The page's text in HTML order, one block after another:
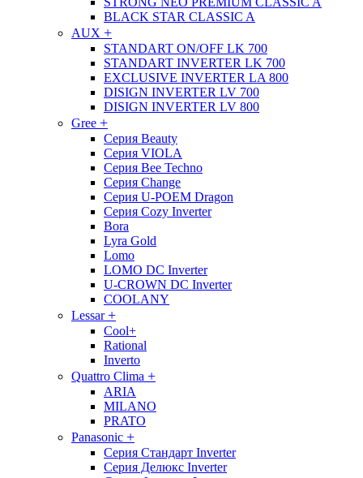
BLACK STAR CLASSIC A
AUX +
STANDART ON/OFF LK 700
STANDART INVERTER LK 700
EXCLUSIVE INVERTER LA 800
DISIGN INVERTER LV 700
DISIGN INVERTER LV 800
Gree +
Серия Beauty
Серия VIOLA
Серия Bee Techno
Серия Change
Серия U-POEM Dragon
Серия Cozy Inverter
Bora
Lyra Gold
Lomo
LOMO DC Inverter
U-CROWN DC Inverter
COOLANY
Lessar+
Cool+
Rational
Inverto
Quattro Clima +
ARIA
MILANO
PRATO
Panasonic +
Серия Стандарт Inverter
Серия Делюкс Inverter